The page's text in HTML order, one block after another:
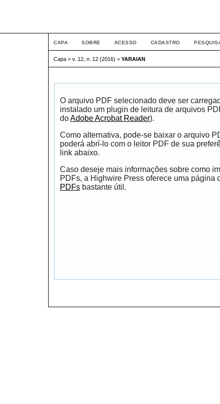
CAPA SOBRE ACESSO CADASTRO
Capa > v. 12, n. 12 (2016) > YARAIAN
O arquivo PDF selecionado deve ser
instalado um plugin de leitura de arquivos
doAdobe Acrobat Reader).
Como alternativa, pode-se baixar o arquivo
poderá abrí-lo com o leitor PDF de sua
link abaixo.
Caso deseje mais informações sobre como
PDFs, a Highwire Press oferece uma página
PDFs bastante útil.